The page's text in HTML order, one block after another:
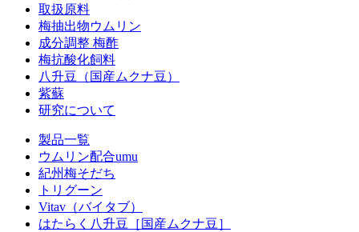
取扱原料
梅抽出物ウムリン
成分調整 梅酢
梅抗酸化飼料
八升豆（国産ムクナ豆）
紫蘇
研究について
製品一覧
ウムリン配合umu
紀州梅そだち
トリグーン
Vitav（バイタブ）
はたらく八升豆［国産ムクナ豆］